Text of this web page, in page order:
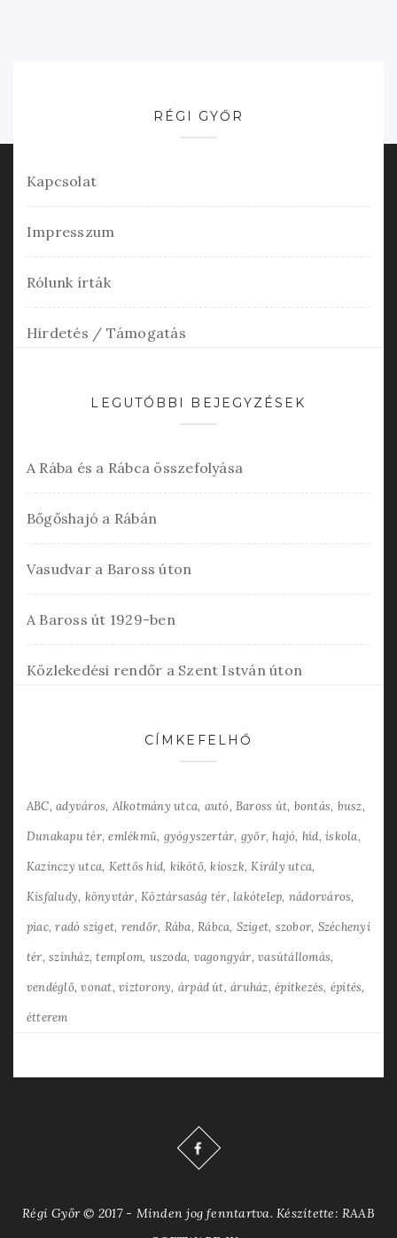
RÉGI GYŐR
Kapcsolat
Impresszum
Rólunk írták
Hirdetés / Támogatás
LEGUTÓBBI BEJEGYZÉSEK
A Rába és a Rábca összefolyása
Bőgőshajó a Rábán
Vasudvar a Baross úton
A Baross út 1929-ben
Közlekedési rendőr a Szent István úton
CÍMKEFELHŐ
ABC adyváros Alkotmány utca autó Baross út bontás busz
Dunakapu tér emlékmű gyógyszertár győr hajó híd iskola
Kazinczy utca Kettős híd kikötő kioszk Király utca
Kisfaludy könyvtár Köztársaság tér lakótelep nádorváros
piac radó sziget rendőr Rába Rábca Sziget szobor Széchenyi
tér színház templom uszoda vagongyár vasútállomás
vendéglő vonat víztorony árpád út áruház építkezés építés
étterem
Régi Győr © 2017 - Minden jog fenntartva. Készítette: RAAB